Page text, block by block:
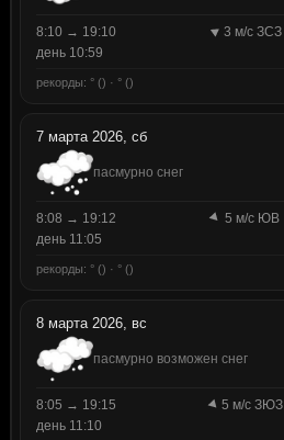
8:10 → 19:10
3 м/с ЗСЗ
день 10:59
рекорды: ° () · ° ()
7 марта 2026, сб
пасмурно снег
8:08 → 19:12
5 м/с ЮВ
день 11:05
рекорды: ° () · ° ()
8 марта 2026, вс
пасмурно возможен снег
8:05 → 19:15
5 м/с ЗЮЗ
день 11:10